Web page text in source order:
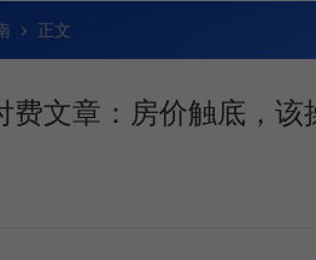
正文
费文章：房价触底，